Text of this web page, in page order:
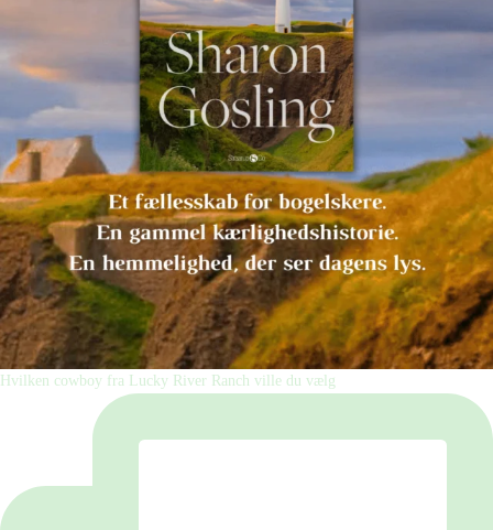
Hvilken cowboy fra Lucky River Ranch ville du vælg